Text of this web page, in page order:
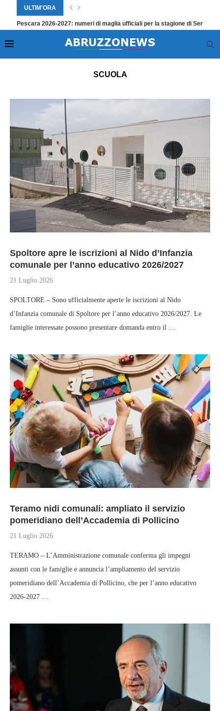
ULTIM'ORA
Pescara 2026-2027: numeri di maglia ufficiali per la stagione di Serie C
Home Scuola»Pagina 2
SCUOLA
Spoltore apre le iscrizioni al Nido d’Infanzia
comunale per l’anno educativo 2026/2027
21 Luglio 2026
SPOLTORE – Sono ufficialmente aperte le iscrizioni al Nido
d’Infanzia comunale di Spoltore per l’anno educativo 2026/2027. Le
famiglie interessate possono presentare domanda entro il …
Teramo nidi comunali: ampliato il servizio
pomeridiano dell’Accademia di Pollicino
21 Luglio 2026
TERAMO – L’Amministrazione comunale conferma gli impegni
assunti con le famiglie e annuncia l’ampliamento del servizio
pomeridiano dell’Accademia di Pollicino, che per l’anno educativo
2026-2027 …